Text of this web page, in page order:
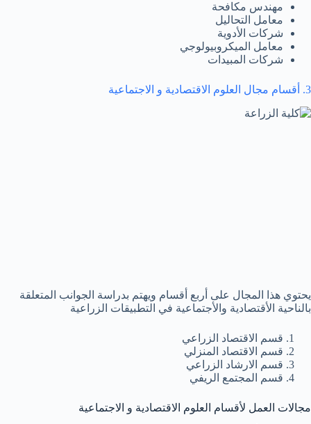
مهندس مكافحة
معامل التحاليل
شركات الأدوية
معامل الميكروبيولوجي
شركات المبيدات
3. أقسام مجال العلوم الاقتصادية و الاجتماعية
يحتوي هذا المجال على أربع أقسام ويهتم بدراسة الجوانب المتعلقة
بالناحية الأقتصادية والأجتماعية في التطبيقات الزراعية
قسم الاقتصاد الزراعي
قسم الاقتصاد المنزلي
قسم الارشاد الزراعي
قسم المجتمع الريفي
مجالات العمل لأقسام العلوم الاقتصادية و الاجتماعية